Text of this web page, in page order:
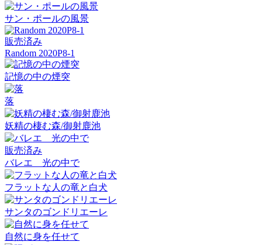
サン・ポールの風景
販売済み
Random 2020P8-1
記憶の中の煙突
落
妖精の棲む森/御射鹿池
販売済み
バレエ 光の中で
フラットな人の竜と白犬
サンタのゴンドリエーレ
自然に身を任せて